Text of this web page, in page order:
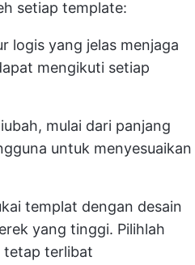
setiap template:
logis yang jelas menjaga
mengikuti setiap
mulai dari panjang
untuk menyesuaikan
templat dengan desain
yang tinggi. Pilihlah
tetap terlibat